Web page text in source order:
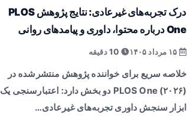
درک تجربه‌های غیرعادی: نتایج پژوهش PLOS
One درباره محتوا، داوری و پیامدهای روانی
10 دقیقه
خلاصه سریع برای خواننده پژوهش منتشرشده در
PLOS One (۲۰۲۶) دو بخش دارد: اعتبارسنجی یک
ابزار سنجش داوری تجربه‌های غیرعادی…